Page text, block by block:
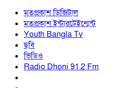
মতপ্রকাশ ডিজিটাল
মতপ্রকাশ ইন্টারটেইন্মেন্ট
Youth Bangla Tv
ছবি
ভিডিও
Radio Dhoni 91.2 Fm